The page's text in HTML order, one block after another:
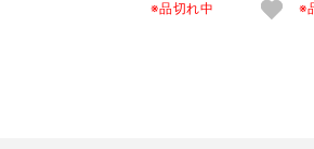
※品切れ中
※